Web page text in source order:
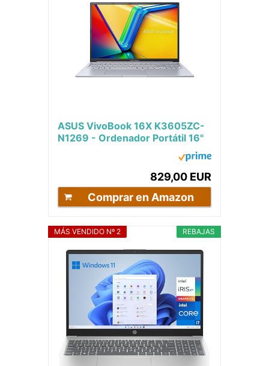
ASUS VivoBook 16X K3605ZC-
N1269 - Ordenador Portátil 16"
WUXGA 120Hz (Intel Core i7-
829,00 EUR
Comprar en Amazon
REBAJAS
MÁS VENDIDO Nº 2